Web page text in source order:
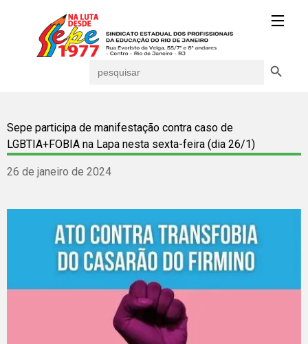
for:
Sepe participa de manifestação contra caso de
LGBTIA+FOBIA na Lapa nesta sexta-feira (dia 26/1)
26 de janeiro de 2024